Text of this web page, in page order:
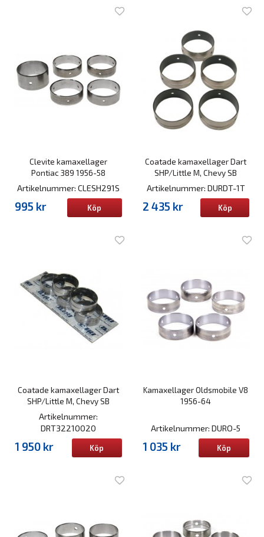
Clevite kamaxellager
Pontiac 389 1956-58
Artikelnummer: CLESH291S
995 kr Köp
Coatade kamaxellager Dart
SHP/Little M, Chevy SB
Artikelnummer: DURDT-1T
2 435 kr Köp
Coatade kamaxellager Dart
SHP/Little M, Chevy SB
Artikelnummer:
DRT32210020
1 950 kr Köp
Kamaxellager Oldsmobile V8
1956-64
Artikelnummer: DURO-5
1 035 kr Köp